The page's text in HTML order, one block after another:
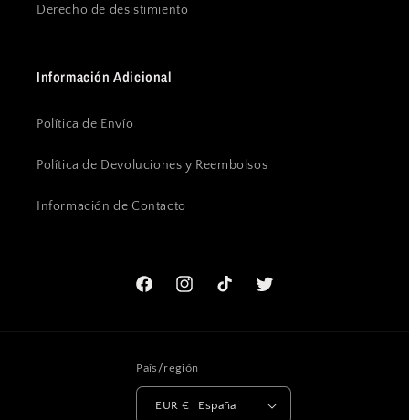
Derecho de desistimiento
Información Adicional
Política de Envío
Política de Devoluciones y Reembolsos
Información de Contacto
FacebookInstagramTikTok Twitter
País/región
EUR € | España